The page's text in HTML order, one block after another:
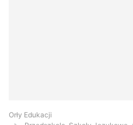
Orły Edukacji